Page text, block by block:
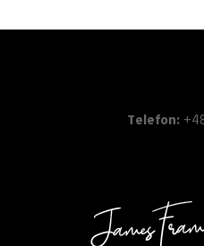
Telefon: